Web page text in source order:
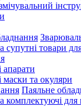
супутні товари
апарати
маски та окуляри
Паяльне
комплектуючі для